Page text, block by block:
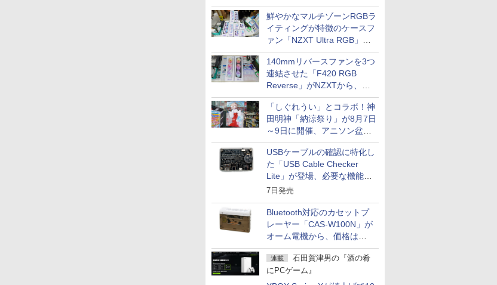
鮮やかなマルチゾーンRGBラ
イティングが特徴のケースフ
ァン「NZXT Ultra RGB」が
発売、計8製品
140mmリバースファンを3つ
連結させた「F420 RGB
Reverse」がNZXTから、単
一フレーム採用
「しぐれうい」とコラボ！神
田明神「納涼祭り」が8月7日
～9日に開催、アニソン盆踊
りや屋台グルメなどもあり
USBケーブルの確認に特化し
た「USB Cable Checker
Lite」が登場、必要な機能を
凝縮しコンパクトに
7日発売
Bluetooth対応のカセットプ
レーヤー「CAS-W100N」が
オーム電機から、価格は
5,940円
連載
石田賀津男の『酒の肴
にPCゲーム』